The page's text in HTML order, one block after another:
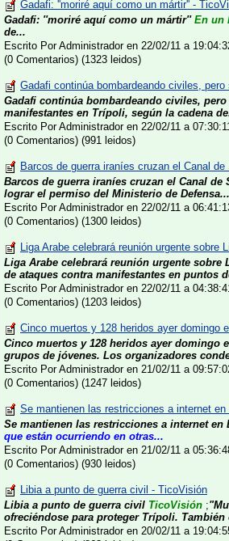
Gadafi: ''moriré aquí como un mártir'' -
Gadafi: ''moriré aquí como un mártir'' En un
de...
Escrito Por Administrador en 22/02/11 a
(0 Comentarios) (1323 leidos)
Gadafi continúa bombardeando civiles,
Gadafi continúa bombardeando civiles,
manifestantes en Trípoli, según la cadena
Escrito Por Administrador en 22/02/11 a
(0 Comentarios) (991 leidos)
Barcos de guerra iraníes cruzan el Canal
Barcos de guerra iraníes cruzan el Canal de
lograr el permiso del Ministerio de Defensa...
Escrito Por Administrador en 22/02/11 a
(0 Comentarios) (1300 leidos)
Liga Arabe celebrará reunión urgente sobre
Liga Arabe celebrará reunión urgente sobre
de ataques contra manifestantes en puntos
Escrito Por Administrador en 22/02/11 a
(0 Comentarios) (1203 leidos)
Cinco muertos y 128 heridos ayer domingo
Cinco muertos y 128 heridos ayer domingo
grupos de jóvenes. Los organizadores
Escrito Por Administrador en 21/02/11 a
(0 Comentarios) (1247 leidos)
Se mantienen las restricciones a internet
Se mantienen las restricciones a internet en
que están ocurriendo en otras...
Escrito Por Administrador en 21/02/11 a
(0 Comentarios) (930 leidos)
Libia a punto de guerra civil - TicoVisión
Libia a punto de guerra civil TicoVisión ;
ofreciéndose para proteger Trípoli. También
Escrito Por Administrador en 20/02/11 a